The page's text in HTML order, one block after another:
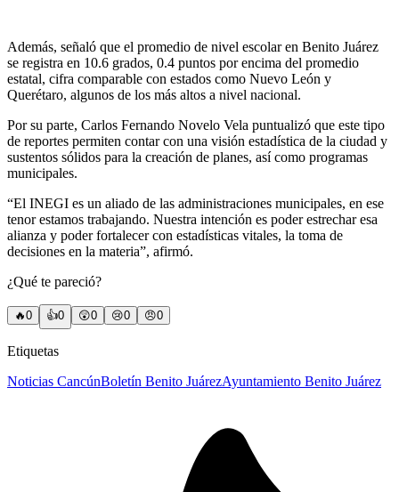
Además, señaló que el promedio de nivel escolar en Benito Juárez
se registra en 10.6 grados, 0.4 puntos por encima del promedio
estatal, cifra comparable con estados como Nuevo León y
Querétaro, algunos de los más altos a nivel nacional.
Por su parte, Carlos Fernando Novelo Vela puntualizó que este tipo
de reportes permiten contar con una visión estadística de la ciudad y
sustentos sólidos para la creación de planes, así como programas
municipales.
“El INEGI es un aliado de las administraciones municipales, en ese
tenor estamos trabajando. Nuestra intención es poder estrechar esa
alianza y poder fortalecer con estadísticas vitales, la toma de
decisiones en la materia”, afirmó.
¿Qué te pareció?
🔥0 👍0 😲0 😢0 😠0
Etiquetas
Noticias CancúnBoletín Benito JuárezAyuntamiento Benito Juárez